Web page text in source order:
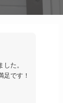
た。
足です！